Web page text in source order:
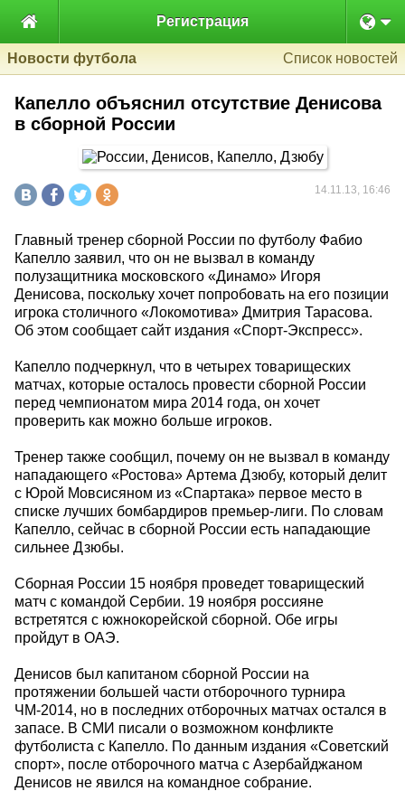
 Регистрация
Новости футбола Список новостей
Капелло объяснил отсутствие Денисова
в сборной России
14.11.13, 16:46
Главный тренер сборной России по футболу Фабио
Капелло заявил, что он не вызвал в команду
полузащитника московского «Динамо» Игоря
Денисова, поскольку хочет попробовать на его позиции
игрока столичного «Локомотива» Дмитрия Тарасова.
Об этом сообщает сайт издания «Спорт-Экспресс».
Капелло подчеркнул, что в четырех товарищеских
матчах, которые осталось провести сборной России
перед чемпионатом мира 2014 года, он хочет
проверить как можно больше игроков.
Тренер также сообщил, почему он не вызвал в команду
нападающего «Ростова» Артема Дзюбу, который делит
с Юрой Мовсисяном из «Спартака» первое место в
списке лучших бомбардиров премьер-лиги. По словам
Капелло, сейчас в сборной России есть нападающие
сильнее Дзюбы.
Сборная России 15 ноября проведет товарищеский
матч с командой Сербии. 19 ноября россияне
встретятся с южнокорейской сборной. Обе игры
пройдут в ОАЭ.
Денисов был капитаном сборной России на
протяжении большей части отборочного турнира
ЧМ-2014, но в последних отборочных матчах остался в
запасе. В СМИ писали о возможном конфликте
футболиста с Капелло. По данным издания «Советский
спорт», после отборочного матча с Азербайджаном
Денисов не явился на командное собрание.